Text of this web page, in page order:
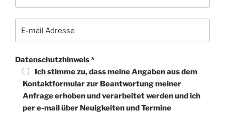
Datenschutzhinweis *
Ich stimme zu, dass meine Angaben aus dem
Kontaktformular zur Beantwortung meiner
Anfrage erhoben und verarbeitet werden und ich
per e-mail über Neuigkeiten und Termine